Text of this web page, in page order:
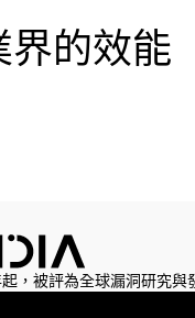
界的效能
，被評為全球漏洞研究與